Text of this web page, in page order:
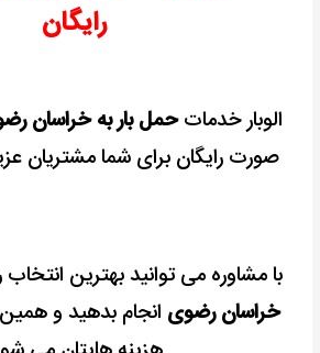
رایگان
الوبار خدماتحمل بار به خراسان
صورت رایگان برای شما مشتریان
با مشاوره می توانید بهترین انتخاب
خراسان رضوی انجام بدهید و